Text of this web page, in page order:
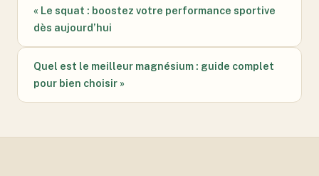
« Le squat : boostez votre performance sportive
dès aujourd’hui
Quel est le meilleur magnésium : guide complet
pour bien choisir »